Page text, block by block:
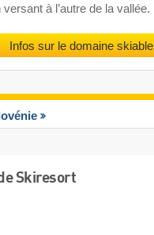
versant à l’autre de la vallée.
Infos sur le domaine skiable
Skiresort